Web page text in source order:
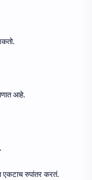
आहे.
एकटाच रुपांतर करतं.